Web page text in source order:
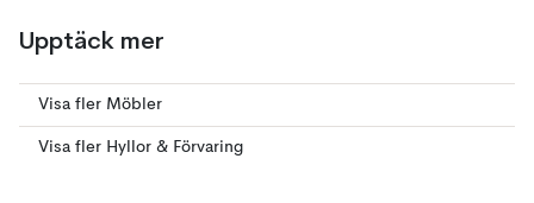
Upptäck mer
Visa fler Möbler
Visa fler Hyllor & Förvaring